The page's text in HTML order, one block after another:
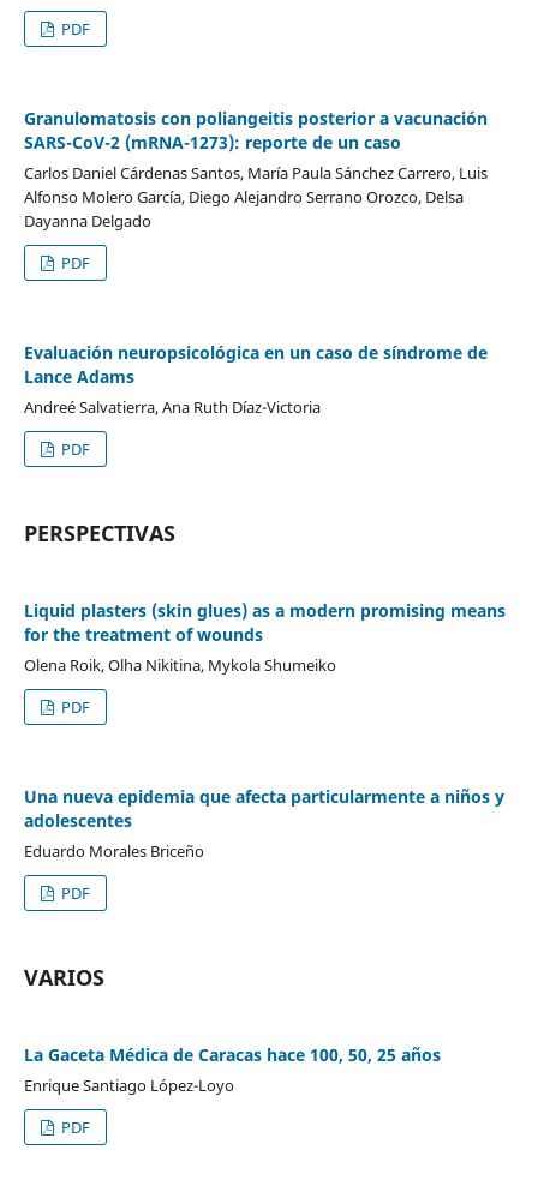
PDF
Granulomatosis con poliangeitis posterior a vacunación
SARS-CoV-2 (mRNA-1273): reporte de un caso
Carlos Daniel Cárdenas Santos, María Paula Sánchez Carrero, Luis
Alfonso Molero García, Diego Alejandro Serrano Orozco, Delsa
Dayanna Delgado
PDF
Evaluación neuropsicológica en un caso de síndrome de
Lance Adams
Andreé Salvatierra, Ana Ruth Díaz-Victoria
PDF
PERSPECTIVAS
Liquid plasters (skin glues) as a modern promising means
for the treatment of wounds
Olena Roik, Olha Nikitina, Mykola Shumeiko
PDF
Una nueva epidemia que afecta particularmente a niños y
adolescentes
Eduardo Morales Briceño
PDF
VARIOS
La Gaceta Médica de Caracas hace 100, 50, 25 años
Enrique Santiago López-Loyo
PDF